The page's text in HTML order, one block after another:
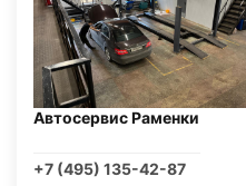
Автосервис Раменки
+7 (495) 135-42-87